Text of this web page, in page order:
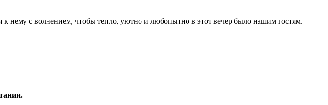
нему с волнением, чтобы тепло, уютно и любопытно в этот вечер было нашим гостям.